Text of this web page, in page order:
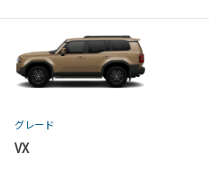
グレード
VX